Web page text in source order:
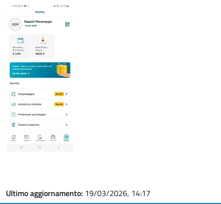
Ultimo aggiornamento: 19/03/2026, 14:17